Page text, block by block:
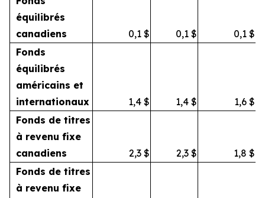
équilibrés
canadiens
0,1 $ 0,1 $ 0,1 $
Fonds
équilibrés
américains et
internationaux
1,4 $ 1,4 $ 1,6 $
Fonds de titres
à revenu fixe
canadiens
2,3 $ 2,3 $ 1,8 $
Fonds de titres
à revenu fixe